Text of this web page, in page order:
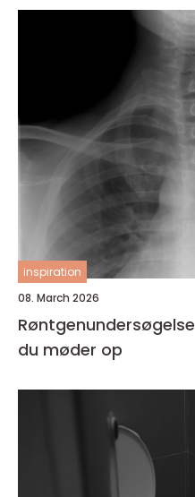
inspiration
08. March 2026
Røntgenundersøgelse hvad du skal vide, før
du møder op